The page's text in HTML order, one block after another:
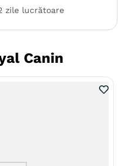
zile lucrătoare
Canin